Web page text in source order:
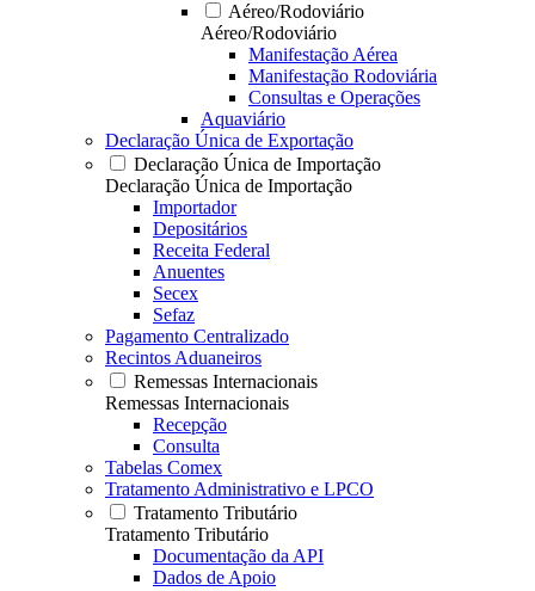
Aéreo/Rodoviário
Aéreo/Rodoviário
Manifestação Aérea
Manifestação Rodoviária
Consultas e Operações
Aquaviário
Declaração Única de Exportação
Declaração Única de Importação
Declaração Única de Importação
Importador
Depositários
Receita Federal
Anuentes
Secex
Sefaz
Pagamento Centralizado
Recintos Aduaneiros
Remessas Internacionais
Remessas Internacionais
Recepção
Consulta
Tabelas Comex
Tratamento Administrativo e LPCO
Tratamento Tributário
Tratamento Tributário
Documentação da API
Dados de Apoio